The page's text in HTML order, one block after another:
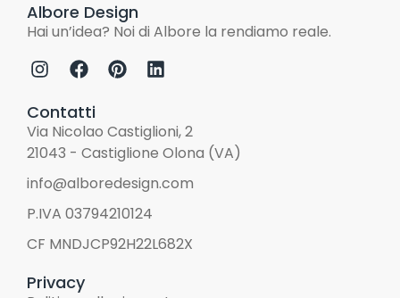
Albore Design
Hai un’idea? Noi di Albore la rendiamo reale.
Contatti
Via Nicolao Castiglioni, 2
21043 - Castiglione Olona (VA)
info@alboredesign.com
P.IVA 03794210124
CF MNDJCP92H22L682X
Privacy